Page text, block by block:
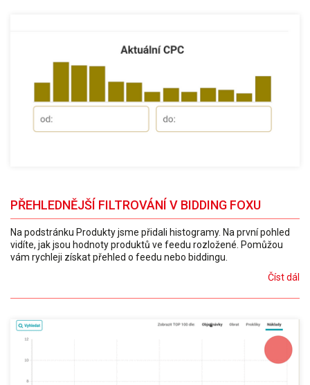
PŘEHLEDNĚJŠÍ FILTROVÁNÍ V BIDDING FOXU
Na podstránku Produkty jsme přidali histogramy. Na první pohled
vidíte, jak jsou hodnoty produktů ve feedu rozložené. Pomůžou
vám rychleji získat přehled o feedu nebo biddingu.
Číst dál